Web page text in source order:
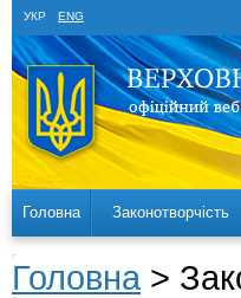
УКР ENG
Головна Законотворчість
Головна >